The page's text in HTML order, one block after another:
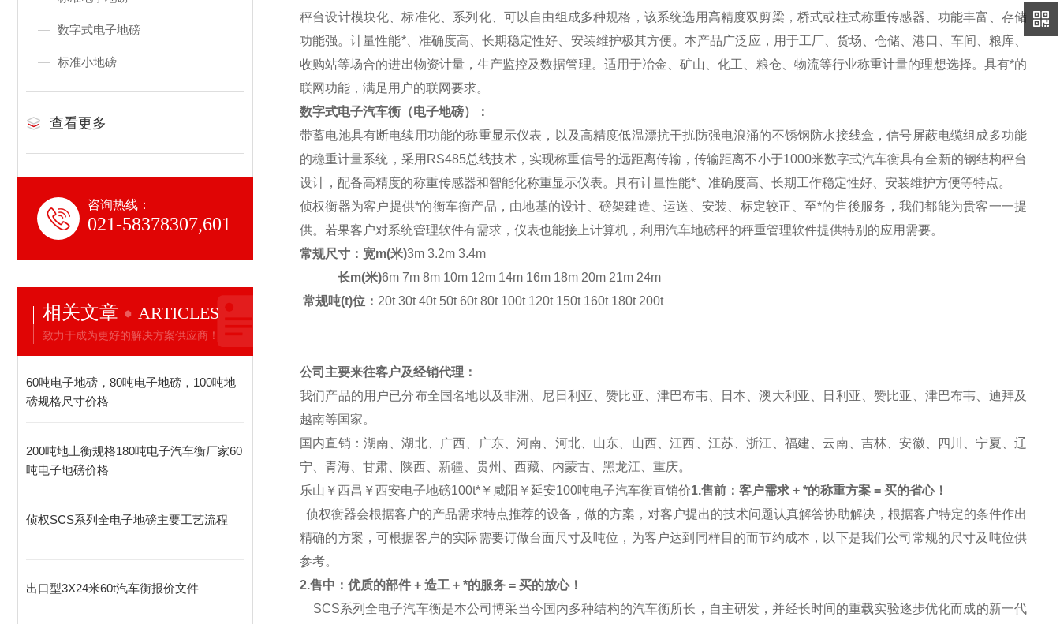
数字式电子地磅
标准小地磅
查看更多
咨询热线：
021-58378307,601
相关文章 ARTICLES
致力于成为更好的解决方案供应商！
60吨电子地磅，80吨电子地磅，100吨地
磅规格尺寸价格
200吨地上衡规格180吨电子汽车衡厂家60
吨电子地磅价格
侦权SCS系列全电子地磅主要工艺流程
出口型3X24米60t汽车衡报价文件
秤台设计模块化、标准化、系列化、可以自由组成多种规格，该系统选用高精度双剪梁，桥式或柱式称重传感器、功能丰富、存储
功能强。计量性能*、准确度高、长期稳定性好、安装维护极其方便。本产品广泛应，用于工厂、货场、仓储、港口、车间、粮库、
收购站等场合的进出物资计量，生产监控及数据管理。适用于冶金、矿山、化工、粮仓、物流等行业称重计量的理想选择。具有*的
联网功能，满足用户的联网要求。
数字式电子汽车衡 （电子地磅）：
带蓄电池具有断电续用功能的称重显示仪表，以及高精度低温漂抗干扰防强电浪涌的不锈钢防水接线盒，信号屏蔽电缆组成多功能
的稳重计量系统，采用RS485总线技术，实现称重信号的远距离传输，传输距离不小于1000米数字式汽车衡具有全新的钢结构秤台
设计，配备高精度的称重传感器和智能化称重显示仪表。具有计量性能*、准确度高、长期工作稳定性好、安装维护方便等特点。
侦权衡器为客户提供*的衡车衡产品，由地基的设计、磅架建造、运送、安装、标定较正、至*的售後服务，我们都能为贵客一一提
供。若果客户对系统管理软件有需求，仪表也能接上计算机，利用汽车地磅秤的秤重管理软件提供特别的应用需要。
常规尺寸：宽m(米)3m 3.2m 3.4m
长m(米)6m 7m 8m 10m 12m 14m 16m 18m 20m 21m 24m
常规吨(t)位： 20t 30t 40t 50t 60t 80t 100t 120t 150t 160t 180t 200t
公司主要来往客户及经销代理：
我们产品的用户已分布全国名地以及非洲、尼日利亚、赞比亚、津巴布韦、日本、澳大利亚、日利亚、赞比亚、津巴布韦、迪拜及
越南等国家。
国内直销：湖南、湖北、广西、广东、河南、河北、山东、山西、江西、江苏、浙江、福建、云南、吉林、安徽、四川、宁夏、辽
宁、青海、甘肃、陕西、新疆、贵州、西藏、内蒙古、黑龙江、重庆。
乐山￥西昌￥西安电子地磅100t*￥咸阳￥延安100吨电子汽车衡直销价1.售前：客户需求 + *的称重方案 = 买的省心！
侦权衡器会根据客户的产品需求特点推荐的设备，做的方案，对客户提出的技术问题认真解答协助解决，根据客户特定的条件作出
精确的方案，可根据客户的实际需要订做台面尺寸及吨位，为客户达到同样目的而节约成本，以下是我们公司常规的尺寸及吨位供
参考。
2.售中：优质的部件 + 造工 + *的服务 = 买的放心！
SCS系列全电子汽车衡是本公司博采当今国内多种结构的汽车衡所长，自主研发，并经长时间的重载实验逐步优化而成的新一代